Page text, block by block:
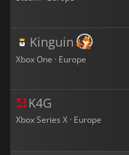
Kinguin
Xbox One · Europe
K4G
Xbox Series X · Europe